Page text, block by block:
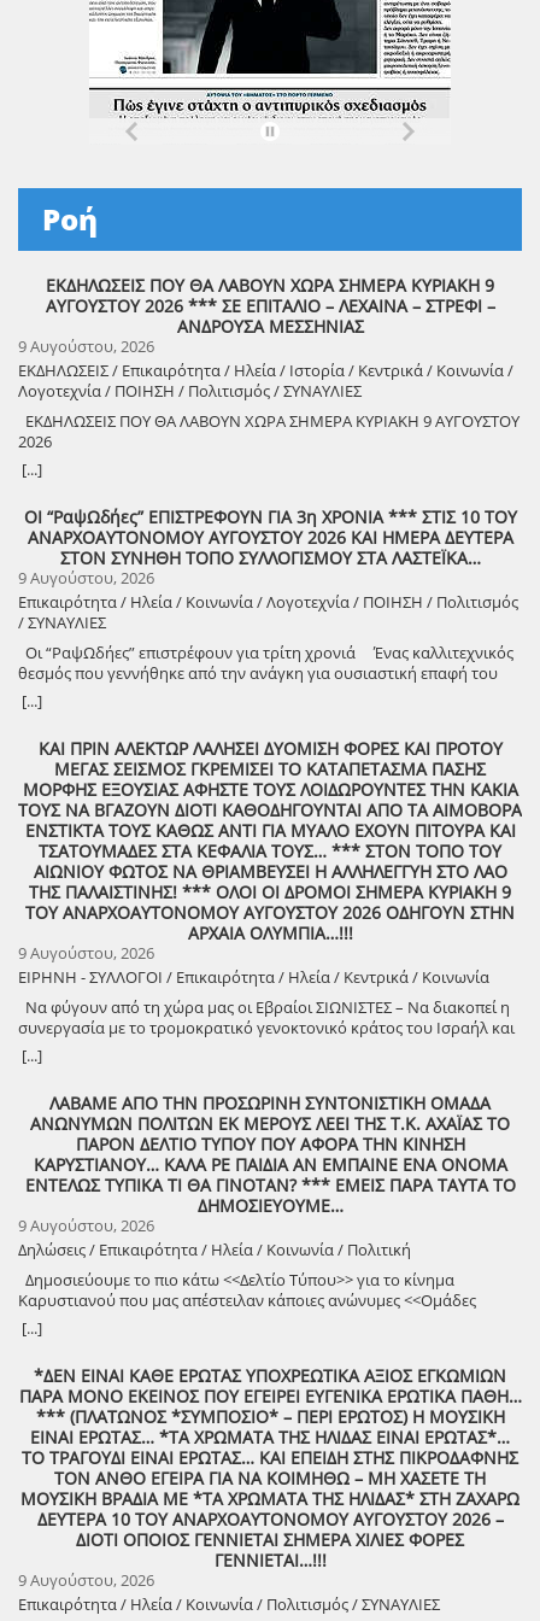
Ροή
ΕΚΔΗΛΩΣΕΙΣ ΠΟΥ ΘΑ ΛΑΒΟΥΝ ΧΩΡΑ ΣΗΜΕΡΑ ΚΥΡΙΑΚΗ 9
ΑΥΓΟΥΣΤΟΥ 2026 *** ΣΕ ΕΠΙΤΑΛΙΟ – ΛΕΧΑΙΝΑ – ΣΤΡΕΦΙ –
ΑΝΔΡΟΥΣΑ ΜΕΣΣΗΝΙΑΣ
9 Αυγούστου, 2026
ΕΚΔΗΛΩΣΕΙΣ / Επικαιρότητα / Ηλεία / Ιστορία / Κεντρικά / Κοινωνία /
Λογοτεχνία / ΠΟΙΗΣΗ / Πολιτισμός / ΣΥΝΑΥΛΙΕΣ
ΕΚΔΗΛΩΣΕΙΣ ΠΟΥ ΘΑ ΛΑΒΟΥΝ ΧΩΡΑ ΣΗΜΕΡΑ ΚΥΡΙΑΚΗ 9 ΑΥΓΟΥΣΤΟΥ
2026
88888888888888888888888888888888888888888888888888888888888888
88888888888888888888888888888888888888888888888888888888888888
[...]
ΟΙ “ΡαψΩδήες” ΕΠΙΣΤΡΕΦΟΥΝ ΓΙΑ 3η ΧΡΟΝΙΑ *** ΣΤΙΣ 10 ΤΟΥ
ΑΝΑΡΧΟΑΥΤΟΝΟΜΟΥ ΑΥΓΟΥΣΤΟΥ 2026 ΚΑΙ ΗΜΕΡΑ ΔΕΥΤΕΡΑ
ΣΤΟΝ ΣΥΝΗΘΗ ΤΟΠΟ ΣΥΛΛΟΓΙΣΜΟΥ ΣΤΑ ΛΑΣΤΕΪΚΑ…
9 Αυγούστου, 2026
Επικαιρότητα / Ηλεία / Κοινωνία / Λογοτεχνία / ΠΟΙΗΣΗ / Πολιτισμός
/ ΣΥΝΑΥΛΙΕΣ
Οι “ΡαψΩδήες” επιστρέφουν για τρίτη χρονιά Ένας καλλιτεχνικός
θεσμός που γεννήθηκε από την ανάγκη για ουσιαστική επαφή του
ανθρώπου, με τον λόγο και την μουσική. Πιστοί στο όραμά μας για
συμμετοχική καλλιτεχνική έκφραση, συνεχίζουμε να βλέπουμε τον
ευελπιστούμε να είναι μια συνάντηση ανθρώπων, μια κοινή ανάσα,
μια υπενθύμιση ότι ο πολιτισμός γεννιέται εκεί όπου μοιραζόμαστε,
ακούμε και δημιουργούμε μαζί. Την Δευτέρα 10 Αυγούστου, στις
21:00 , στήνουμε ξανά ένα Συμπόσιον Τέχνης, με «Ιστορίες και
Τραγούδια» , στον ξεχωριστό χώρο της πέτρινης εκκλησίας στα
Λαστέικα. Σας περιμένουμε κοντά μας! Γιάννης Κορίζης – Δημήτρης
Κορίζης Με την υποστήριξη του Δήμος Πύργου / Municipality Of
Pyrgos 2024 -2028
[...]
ΚΑΙ ΠΡΙΝ ΑΛΕΚΤΩΡ ΛΑΛΗΣΕΙ ΔΥΟΜΙΣΗ ΦΟΡΕΣ ΚΑΙ ΠΡΟΤΟΥ
ΜΕΓΑΣ ΣΕΙΣΜΟΣ ΓΚΡΕΜΙΣΕΙ ΤΟ ΚΑΤΑΠΕΤΑΣΜΑ ΠΑΣΗΣ
ΜΟΡΦΗΣ ΕΞΟΥΣΙΑΣ ΑΦΗΣΤΕ ΤΟΥΣ ΛΟΙΔΩΡΟΥΝΤΕΣ ΤΗΝ ΚΑΚΙΑ
ΤΟΥΣ ΝΑ ΒΓΑΖΟΥΝ ΔΙΟΤΙ ΚΑΘΟΔΗΓΟΥΝΤΑΙ ΑΠΟ ΤΑ ΑΙΜΟΒΟΡΑ
ΕΝΣΤΙΚΤΑ ΤΟΥΣ ΚΑΘΩΣ ΑΝΤΙ ΓΙΑ ΜΥΑΛΟ ΕΧΟΥΝ ΠΙΤΟΥΡΑ ΚΑΙ
ΤΣΑΤΟΥΜΑΔΕΣ ΣΤΑ ΚΕΦΑΛΙΑ ΤΟΥΣ… *** ΣΤΟΝ ΤΟΠΟ ΤΟΥ
ΑΙΩΝΙΟΥ ΦΩΤΟΣ ΝΑ ΘΡΙΑΜΒΕΥΣΕΙ Η ΑΛΛΗΛΕΓΓΥΗ ΣΤΟ ΛΑΟ
ΤΗΣ ΠΑΛΑΙΣΤΙΝΗΣ! *** ΟΛΟΙ ΟΙ ΔΡΟΜΟΙ ΣΗΜΕΡΑ ΚΥΡΙΑΚΗ 9
ΤΟΥ ΑΝΑΡΧΟΑΥΤΟΝΟΜΟΥ ΑΥΓΟΥΣΤΟΥ 2026 ΟΔΗΓΟΥΝ ΣΤΗΝ
ΑΡΧΑΙΑ ΟΛΥΜΠΙΑ…!!!
9 Αυγούστου, 2026
ΕΙΡΗΝΗ - ΣΥΛΛΟΓΟΙ / Επικαιρότητα / Ηλεία / Κεντρικά / Κοινωνία
Να φύγουν από τη χώρα μας οι Εβραίοι ΣΙΩΝΙΣΤΕΣ – Να διακοπεί η
συνεργασία με το τρομοκρατικό γενοκτονικό κράτος του Ισραήλ και
φέρτε πίσω στην Ελλάδα από τη Σαουδική Αραβία τους ελληνικούς
patriot!!
[...]
ΛΑΒΑΜΕ ΑΠΟ ΤΗΝ ΠΡΟΣΩΡΙΝΗ ΣΥΝΤΟΝΙΣΤΙΚΗ ΟΜΑΔΑ
ΑΝΩΝΥΜΩΝ ΠΟΛΙΤΩΝ ΕΚ ΜΕΡΟΥΣ ΛΕΕΙ ΤΗΣ Τ.Κ. ΑΧΑΪΑΣ ΤΟ
ΠΑΡΟΝ ΔΕΛΤΙΟ ΤΥΠΟΥ ΠΟΥ ΑΦΟΡΑ ΤΗΝ ΚΙΝΗΣΗ
ΚΑΡΥΣΤΙΑΝΟΥ… ΚΑΛΑ ΡΕ ΠΑΙΔΙΑ ΑΝ ΕΜΠΑΙΝΕ ΕΝΑ ΟΝΟΜΑ
ΕΝΤΕΛΩΣ ΤΥΠΙΚΑ ΤΙ ΘΑ ΓΙΝΟΤΑΝ? *** ΕΜΕΙΣ ΠΑΡΑ ΤΑΥΤΑ ΤΟ
ΔΗΜΟΣΙΕΥΟΥΜΕ…
9 Αυγούστου, 2026
Δηλώσεις / Επικαιρότητα / Ηλεία / Κοινωνία / Πολιτική
Δημοσιεύουμε το πιο κάτω <<Δελτίο Τύπου>> για το κίνημα
Καρυστιανού που μας απέστειλαν κάποιες ανώνυμες <<Ομάδες
Πολιτών>>!
[...]
*ΔΕΝ ΕΙΝΑΙ ΚΑΘΕ ΕΡΩΤΑΣ ΥΠΟΧΡΕΩΤΙΚΑ ΑΞΙΟΣ ΕΓΚΩΜΙΩΝ
ΠΑΡΑ ΜΟΝΟ ΕΚΕΙΝΟΣ ΠΟΥ ΕΓΕΙΡΕΙ ΕΥΓΕΝΙΚΑ ΕΡΩΤΙΚΑ ΠΑΘΗ…
*** (ΠΛΑΤΩΝΟΣ *ΣΥΜΠΟΣΙΟ* – ΠΕΡΙ ΕΡΩΤΟΣ) Η ΜΟΥΣΙΚΗ
ΕΙΝΑΙ ΕΡΩΤΑΣ… *ΤΑ ΧΡΩΜΑΤΑ ΤΗΣ ΗΛΙΔΑΣ ΕΙΝΑΙ ΕΡΩΤΑΣ*…
ΤΟ ΤΡΑΓΟΥΔΙ ΕΙΝΑΙ ΕΡΩΤΑΣ… ΚΑΙ ΕΠΕΙΔΗ ΣΤΗΣ ΠΙΚΡΟΔΑΦΝΗΣ
ΤΟΝ ΑΝΘΟ ΕΓΕΙΡΑ ΓΙΑ ΝΑ ΚΟΙΜΗΘΩ – ΜΗ ΧΑΣΕΤΕ ΤΗ
ΜΟΥΣΙΚΗ ΒΡΑΔΙΑ ΜΕ *ΤΑ ΧΡΩΜΑΤΑ ΤΗΣ ΗΛΙΔΑΣ* ΣΤΗ ΖΑΧΑΡΩ
ΔΕΥΤΕΡΑ 10 ΤΟΥ ΑΝΑΡΧΟΑΥΤΟΝΟΜΟΥ ΑΥΓΟΥΣΤΟΥ 2026 –
ΔΙΟΤΙ ΟΠΟΙΟΣ ΓΕΝΝΙΕΤΑΙ ΣΗΜΕΡΑ ΧΙΛΙΕΣ ΦΟΡΕΣ
ΓΕΝΝΙΕΤΑΙ…!!!
9 Αυγούστου, 2026
Επικαιρότητα / Ηλεία / Κοινωνία / Πολιτισμός / ΣΥΝΑΥΛΙΕΣ